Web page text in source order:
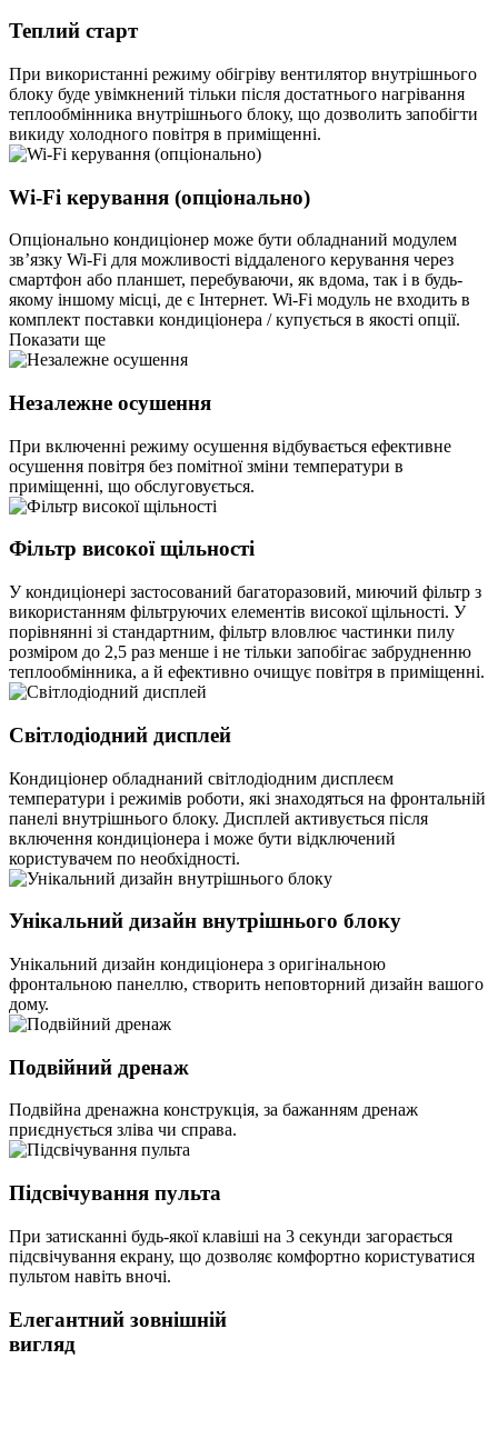
Теплий старт
При використанні режиму обігріву вентилятор внутрішнього
блоку буде увімкнений тільки після достатнього нагрівання
теплообмінника внутрішнього блоку, що дозволить запобігти
викиду холодного повітря в приміщенні.
Wi-Fi керування (опціонально)
Опціонально кондиціонер може бути обладнаний модулем
зв’язку Wi-Fi для можливості віддаленого керування через
смартфон або планшет, перебуваючи, як вдома, так і в будь-
якому іншому місці, де є Інтернет. Wi-Fi модуль не входить в
комплект поставки кондиціонера / купується в якості опції.
Показати ще
Незалежне осушення
При включенні режиму осушення відбувається ефективне
осушення повітря без помітної зміни температури в
приміщенні, що обслуговується.
Фільтр високої щільності
У кондиціонері застосований багаторазовий, миючий фільтр з
використанням фільтруючих елементів високої щільності. У
порівнянні зі стандартним, фільтр вловлює частинки пилу
розміром до 2,5 раз менше і не тільки запобігає забрудненню
теплообмінника, а й ефективно очищує повітря в приміщенні.
Світлодіодний дисплей
Кондиціонер обладнаний світлодіодним дисплеєм
температури і режимів роботи, які знаходяться на фронтальній
панелі внутрішнього блоку. Дисплей активується після
включення кондиціонера і може бути відключений
користувачем по необхідності.
Унікальний дизайн внутрішнього блоку
Унікальний дизайн кондиціонера з оригінальною
фронтальною панеллю, створить неповторний дизайн вашого
дому.
Подвійний дренаж
Подвійна дренажна конструкція, за бажанням дренаж
приєднується зліва чи справа.
Підсвічування пульта
При затисканні будь-якої клавіші на 3 секунди загорається
підсвічування екрану, що дозволяє комфортно користуватися
пультом навіть вночі.
Елегантний зовнішній
вигляд